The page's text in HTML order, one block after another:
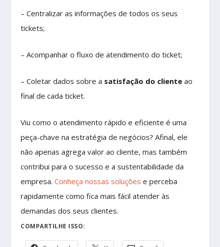
– Centralizar as informações de todos os seus
tickets;
– Acompanhar o fluxo de atendimento do ticket;
– Coletar dados sobre a satisfação do cliente ao
final de cada ticket.
Viu como o atendimento rápido e eficiente é uma
peça-chave na estratégia de negócios? Afinal, ele
não apenas agrega valor ao cliente, mas também
contribui para o sucesso e a sustentabilidade da
empresa.Conheça nossas soluções e perceba
rapidamente como fica mais fácil atender às
demandas dos seus clientes.
COMPARTILHE ISSO: